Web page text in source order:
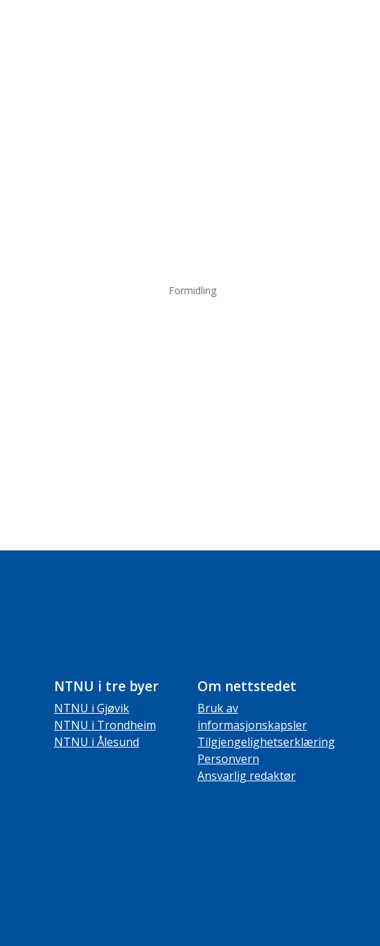
Formidling
NTNU i tre byer
NTNU i Gjøvik
NTNU i Trondheim
NTNU i Ålesund
Om nettstedet
Bruk av
informasjonskapsler
Tilgjengelighetserklæring
Personvern
Ansvarlig redaktør